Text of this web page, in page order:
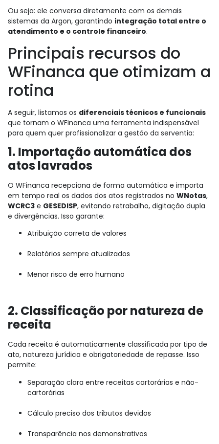
Ou seja: ele conversa diretamente com os demais
sistemas da Argon, garantindo integração total entre o
atendimento e o controle financeiro.
Principais recursos do
WFinanca que otimizam a
rotina
A seguir, listamos os diferenciais técnicos e funcionais
que tornam o WFinanca uma ferramenta indispensável
para quem quer profissionalizar a gestão da serventia:
1. Importação automática dos
atos lavrados
O WFinanca recepciona de forma automática e importa
em tempo real os dados dos atos registrados no WNotas,
WCRC3 e GESEDISP, evitando retrabalho, digitação dupla
e divergências. Isso garante:
Atribuição correta de valores
Relatórios sempre atualizados
Menor risco de erro humano
2. Classificação por natureza de
receita
Cada receita é automaticamente classificada por tipo de
ato, natureza jurídica e obrigatoriedade de repasse. Isso
permite:
Separação clara entre receitas cartorárias e não-
cartorárias
Cálculo preciso dos tributos devidos
Transparência nos demonstrativos